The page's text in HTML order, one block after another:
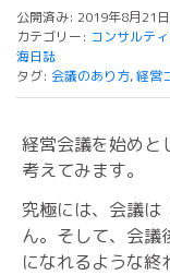
公開済み: 2019年8月21日
カテゴリー: コンサルテ
海日誌
タグ: 会議のあり方,経営
経営会議を始めと
考えてみます。
究極には、会議は
ん。そして、会議
になれるような終